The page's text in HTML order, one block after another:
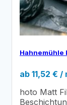
Hahnemühle
ab 11,52 € /
hoto Matt